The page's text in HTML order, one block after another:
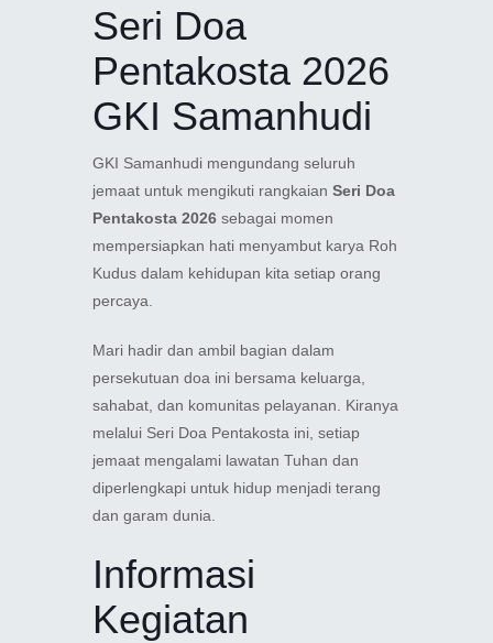
Seri Doa
Pentakosta 2026
GKI Samanhudi
GKI Samanhudi mengundang seluruh
jemaat untuk mengikuti rangkaian Seri Doa
Pentakosta 2026 sebagai momen
mempersiapkan hati menyambut karya Roh
Kudus dalam kehidupan kita setiap orang
percaya.
Mari hadir dan ambil bagian dalam
persekutuan doa ini bersama keluarga,
sahabat, dan komunitas pelayanan. Kiranya
melalui Seri Doa Pentakosta ini, setiap
jemaat mengalami lawatan Tuhan dan
diperlengkapi untuk hidup menjadi terang
dan garam dunia.
Informasi
Kegiatan